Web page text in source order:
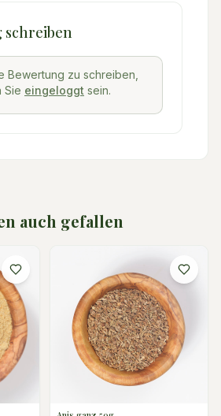
schreiben
Bewertung zu schreiben,
Sie eingeloggt sein.
auch gefallen